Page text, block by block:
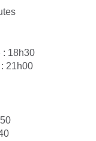
: 18h30
21h00